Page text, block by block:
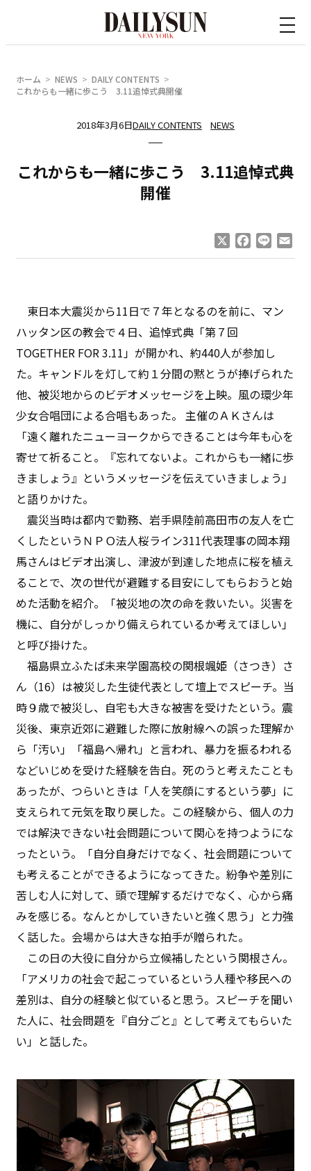
ホーム NEWS
DAILY CONTENTS
これからも一緒に歩こう 3.11追悼式典開催
2018年3月6日DAILY CONTENTS NEWS
これからも一緒に歩こう 3.11追悼式典
開催
Facebook
Line
東日本大震災から11日で７年となるのを前に、マン
ハッタン区の教会で４日、追悼式典「第７回
TOGETHER FOR 3.11」が開かれ、約440人が参加し
た。キャンドルを灯して約１分間の黙とうが捧げられた
他、被災地からのビデオメッセージを上映。風の環少年
少女合唱団による合唱もあった。 主催のＡＫさんは
「遠く離れたニューヨークからできることは今年も心を
寄せて祈ること。『忘れてないよ。これからも一緒に歩
きましょう』というメッセージを伝えていきましょう」
と語りかけた。
震災当時は都内で勤務、岩手県陸前高田市の友人を亡
くしたというＮＰＯ法人桜ライン311代表理事の岡本翔
馬さんはビデオ出演し、津波が到達した地点に桜を植え
ることで、次の世代が避難する目安にしてもらおうと始
めた活動を紹介。「被災地の次の命を救いたい。災害を
機に、自分がしっかり備えられているか考えてほしい」
と呼び掛けた。
福島県立ふたば未来学園高校の関根颯姫（さつき）さ
ん（16）は被災した生徒代表として壇上でスピーチ。当
時９歳で被災し、自宅も大きな被害を受けたという。震
災後、東京近郊に避難した際に放射線への誤った理解か
ら「汚い」「福島へ帰れ」と言われ、暴力を振るわれる
などいじめを受けた経験を告白。死のうと考えたことも
あったが、つらいときは「人を笑顔にするという夢」に
支えられて元気を取り戻した。この経験から、個人の力
では解決できない社会問題について関心を持つようにな
ったという。「自分自身だけでなく、社会問題について
も考えることができるようになってきた。紛争や差別に
苦しむ人に対して、頭で理解するだけでなく、心から痛
みを感じる。なんとかしていきたいと強く思う」と力強
く話した。会場からは大きな拍手が贈られた。
この日の大役に自分から立候補したという関根さん。
「アメリカの社会で起こっているという人種や移民への
差別は、自分の経験と似ていると思う。スピーチを聞い
た人に、社会問題を『自分ごと』として考えてもらいた
い」と話した。